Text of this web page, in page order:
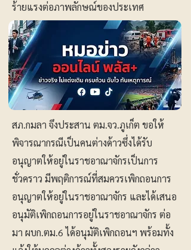
ร้ายแรงต่อภาพลักษณ์ของประเทศ
สภ.กมลา จึงประสาน ตม.จว.ภูเก็ต ขอให้
พิจารณากรณีเป็นคนต่างด้าวซึ่งได้รับ
อนุญาตให้อยู่ในราชอาณาจักรเป็นการ
ชั่วคราว มีพฤติการณ์ที่สมควรเพิกถอนการ
อนุญาตให้อยู่ในราชอาณาจักร และได้เสนอ
อนุมัติเพิกถอนการอยู่ในราชอาณาจักร ต่อ
มา ผบก.ตม.6 ได้อนุมัติเพิกถอนฯ พร้อมทั้ง